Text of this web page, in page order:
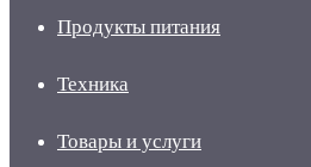
Продукты питания
Техника
Товары и услуги